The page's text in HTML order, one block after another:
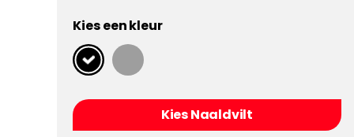
Kies een kleur
Kies Naaldvilt